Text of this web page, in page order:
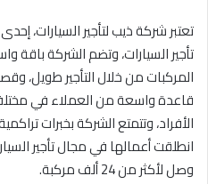
تعتبر شركة ذيب لتأجير السيارات،
تأجير السيارات، وتضم الشركة
المركبات من خلال التأجير طويل،
قاعدة واسعة من العملاء في
وصل لأكثر من 24 ألف مركبة.